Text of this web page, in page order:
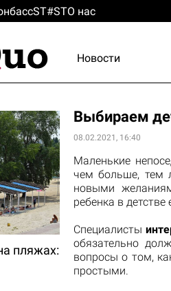
ST#STО нас
Новости
пляжах:
Выбираем
08.02.2021, 16:40
Маленькие
чем больше, тем
новыми
ребенка в
Специалисты
обязательно
вопросы о том,
простыми.